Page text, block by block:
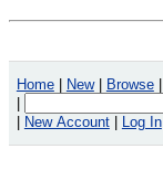
Home New Browse
New Account Log In